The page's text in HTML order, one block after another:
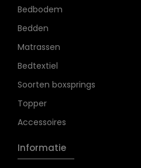
Bedbodem
Bedden
Matrassen
Bedtextiel
Soorten boxsprings
Topper
Accessoires
Informatie